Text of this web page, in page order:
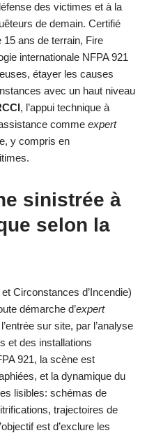
des victimes et à la
de demain. Certifié
ans de terrain, Fire
internationale NFPA 921
étayer les causes
avec un haut niveau
, l’appui technique à
comme expert
y compris en
sinistrée à
selon la
Circonstances d’Incendie)
démarche d’expert
sur site, par l’analyse
et des installations
921, la scène est
et la dynamique du
lisibles: schémas de
trajectoires de
est d’exclure les